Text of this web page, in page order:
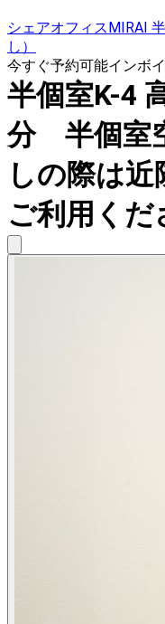
シェアオフィスMIRAI
し）
今すぐ予約可能インボ
半個室K-4
分 半個室
しの際は
ご利用くだ